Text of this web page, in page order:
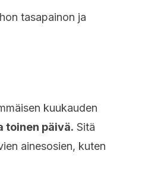
tasapainon ja
kuukauden
toinen päivä. Sitä
ainesosien, kuten